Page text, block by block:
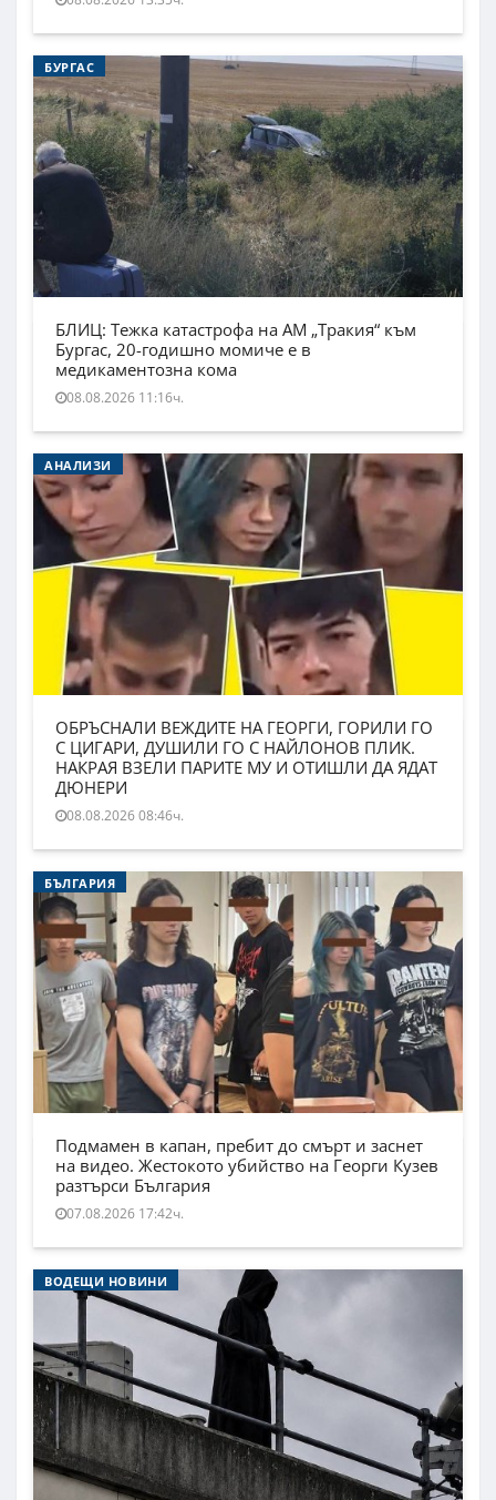
БУРГАС
БЛИЦ: Тежка катастрофа на АМ „Тракия“ към
Бургас, 20-годишно момиче е в
медикаментозна кома
08.08.2026 11:16ч.
АНАЛИЗИ
ОБРЪСНАЛИ ВЕЖДИТЕ НА ГЕОРГИ, ГОРИЛИ ГО
С ЦИГАРИ, ДУШИЛИ ГО С НАЙЛОНОВ ПЛИК.
НАКРАЯ ВЗЕЛИ ПАРИТЕ МУ И ОТИШЛИ ДА ЯДАТ
ДЮНЕРИ
08.08.2026 08:46ч.
БЪЛГАРИЯ
Подмамен в капан, пребит до смърт и заснет
на видео. Жестокото убийство на Георги Кузев
разтърси България
07.08.2026 17:42ч.
ВОДЕЩИ НОВИНИ